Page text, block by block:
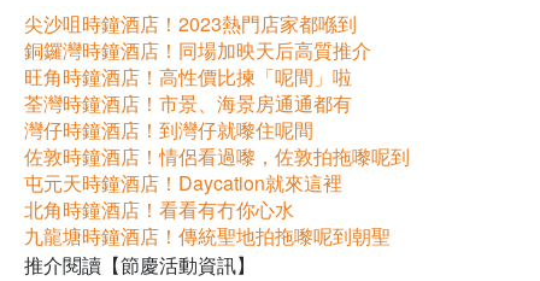
尖沙咀時鐘酒店！2023熱門店家都喺到
銅鑼灣時鐘酒店！同場加映天后高質推介
旺角時鐘酒店！高性價比揀「呢間」啦
荃灣時鐘酒店！市景、海景房通通都有
灣仔時鐘酒店！到灣仔就嚟住呢間
佐敦時鐘酒店！情侶看過嚟，佐敦拍拖嚟呢到
屯元天時鐘酒店！Daycation就來這裡
北角時鐘酒店！看看有冇你心水
九龍塘時鐘酒店！傳統聖地拍拖嚟呢到朝聖
推介閱讀【節慶活動資訊】